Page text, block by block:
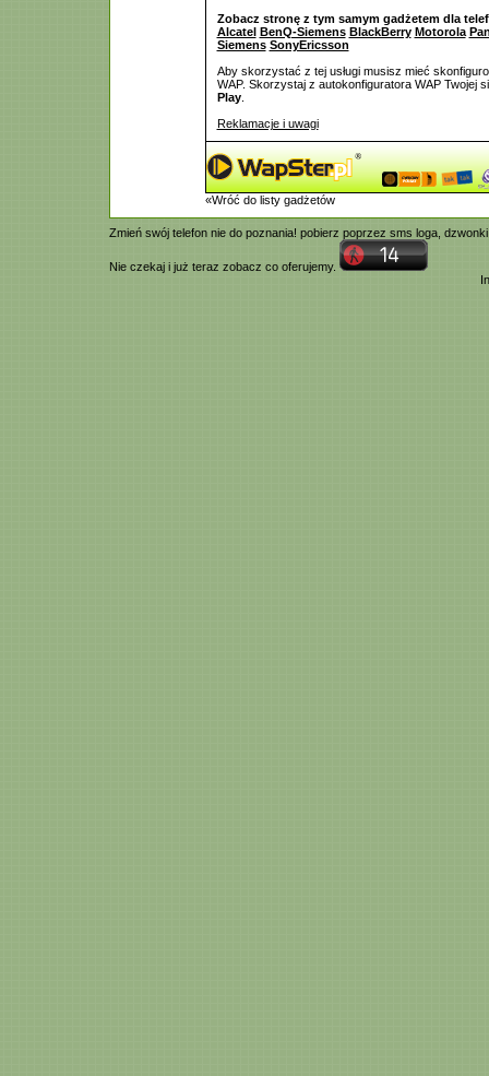
Zobacz stronę z tym samym gadżetem dla
Alcatel BenQ-Siemens BlackBerry Motorola
Siemens SonyEricsson
Aby skorzystać z tej usługi musisz mieć
WAP. Skorzystaj z autokonfiguratora WAP Twojej
Play.
Reklamacje i uwagi
«Wróć do listy gadżetów
Zmień swój telefon nie do poznania! pobierz poprzez sms loga, dzwonki
Nie czekaj i już teraz zobacz co oferujemy.